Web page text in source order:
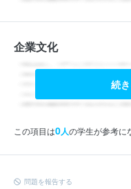
企業文化
続
この項目は0人の学生が参考に
問題を報告する